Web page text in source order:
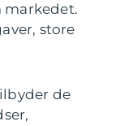
markedet.
store
de